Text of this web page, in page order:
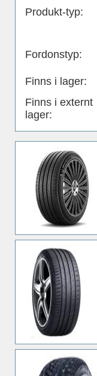
Produkt-typ:
Fordonstyp:
Finns i lager:
Finns i externt
lager: